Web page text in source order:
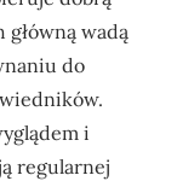
wadą
do
i
regularnej